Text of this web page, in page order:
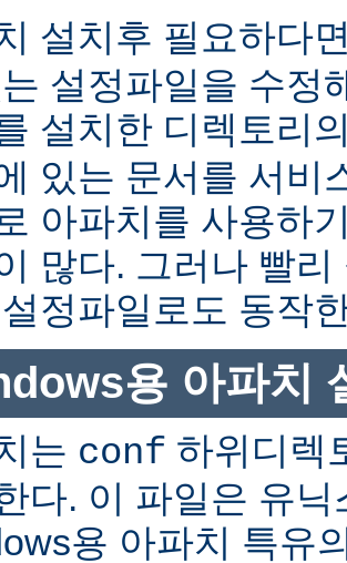
설치후 필요하다
설정파일을 수정
설치한 디렉토리
있는 문서를 서비
아파치를 사용하
많다. 그러나 빨
정파일로도 동작
용 아파치
는 conf 하위디렉
다. 이 파일은 유
용 아파치 특유